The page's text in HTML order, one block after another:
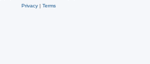
Privacy| Terms